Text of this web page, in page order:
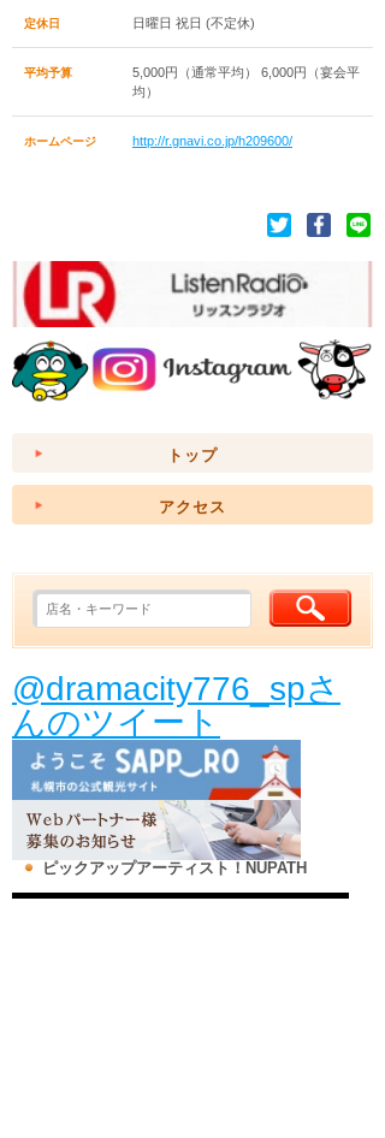
定休日 日曜日 祝日 (不定休)
平均予算
5,000円（通常平均） 6,000円（宴会平
均）
ホームページ http://r.gnavi.co.jp/h209600/
トップ
アクセス
@dramacity776_spさ
んのツイート
ピックアップアーティスト！NUPATH